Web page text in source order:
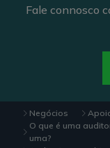
Fale connosco
Negócios
O que é uma
uma?